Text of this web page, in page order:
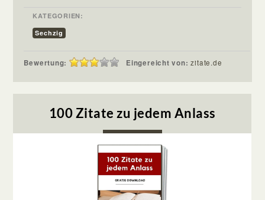
KATEGORIEN:
Sechzig
Bewertung: Eingereicht von:zitate.de